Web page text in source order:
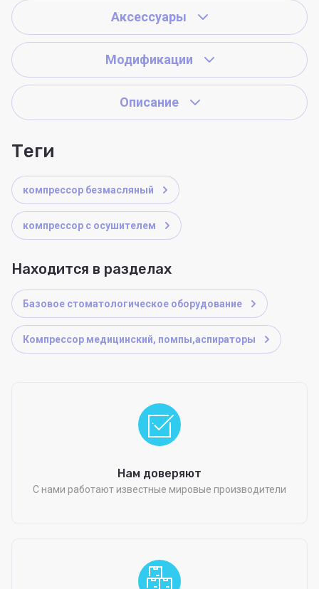
Аксессуары
Модификации
Описание
теги
компрессор безмасляный
компрессор с осушителем
Находится в разделах
Базовое стоматологическое оборудование
Компрессор медицинский, помпы,аспираторы
Нам доверяют
С нами работают известные мировые производители